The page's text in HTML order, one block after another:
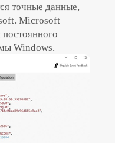
точные данные,
Microsoft
Windows.